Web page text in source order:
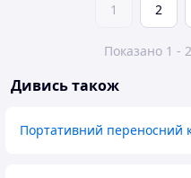
1 2
Показано 1 -
Дивись також
Портативний переносний